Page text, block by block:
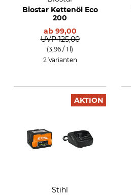
Biostar Kettenöl Eco
200
ab 99,00
UVP 125,00
(3,96 / 1 l)
2 Varianten
AKTION
Stihl